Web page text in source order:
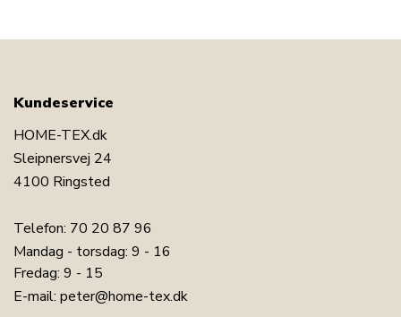
Kundeservice
HOME-TEX.dk
Sleipnersvej 24
4100 Ringsted
Telefon: 70 20 87 96
Mandag - torsdag: 9 - 16
Fredag: 9 - 15
E-mail: peter@home-tex.dk